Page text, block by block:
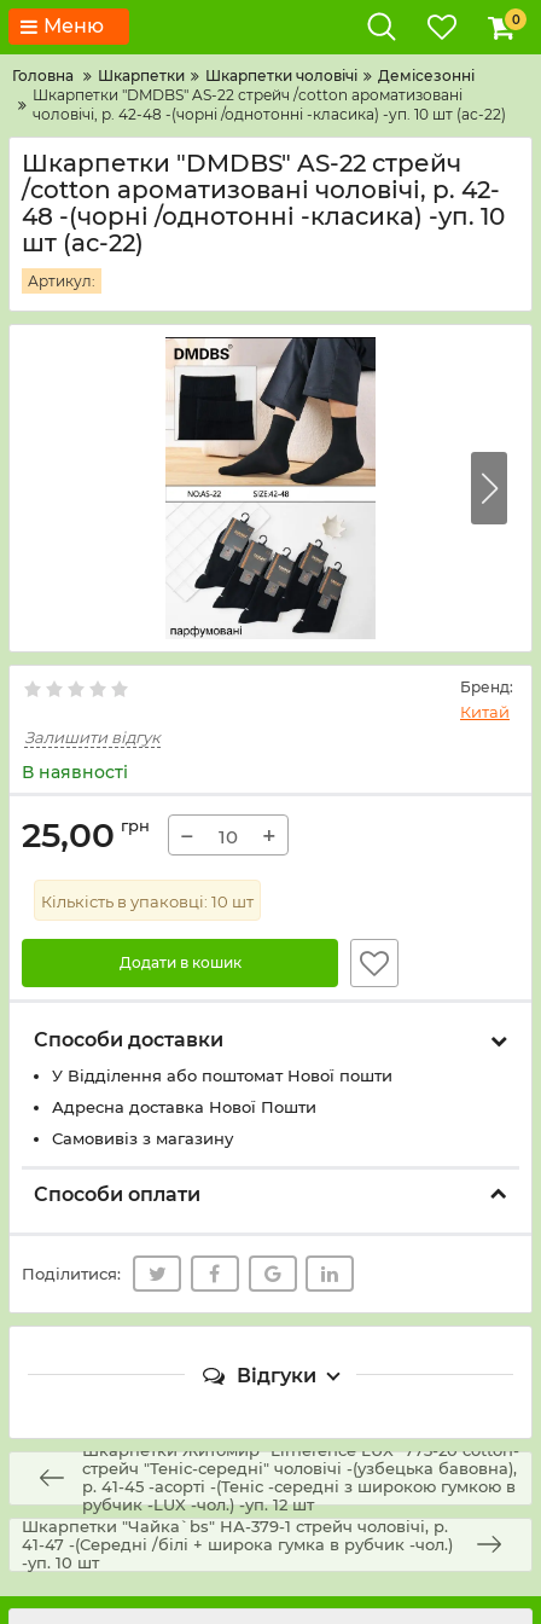
Меню 0
Головна Шкарпетки Шкарпетки чоловічі
Демісезонні
Шкарпетки "DMDBS" AS-22 стрейч /cotton ароматизовані
чоловічі, р. 42-48 -(чорні /однотонні -класика) -уп. 10 шт (ас-22)
Шкарпетки "DMDBS" AS-22 стрейч
/cotton ароматизовані чоловічі, р. 42-
48 -(чорні /однотонні -класика) -уп. 10
шт (ас-22)
Артикул:
Бренд:
Китай
Залишити відгук
В наявності
25,00 грн − +
Кількість в упаковці: 10 шт
Додати в кошик
Способи доставки
У Вiддiлення або поштомат Нової пошти
Адресна доставка Нової Пошти
Самовивіз з магазину
Способи оплати
Поділитися:
Відгуки
Шкарпетки Житомир "Limerence LUX" 773-20 cotton-
стрейч "Теніс-середні" чоловічі -(узбецька бавовна),
р. 41-45 -асорті -(Теніс -середні з широкою гумкою в
рубчик -LUX -чол.) -уп. 12 шт
Шкарпетки "Чайка`bs" НА-379-1 стрейч чоловічі, р.
41-47 -(Середні /білі + широка гумка в рубчик -чол.)
-уп. 10 шт